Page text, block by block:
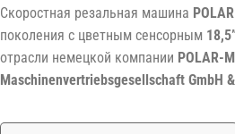
Скоростная резальная машина
поколения с цветным сенсорным
отрасли немецкой компании POLAR-
Maschinenvertriebsgesellschaft GmbH